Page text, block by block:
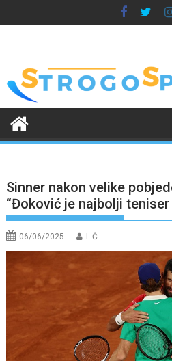
to
Sinner nakon velike
“Đoković je najbolji
06/06/2025 I. Ć.